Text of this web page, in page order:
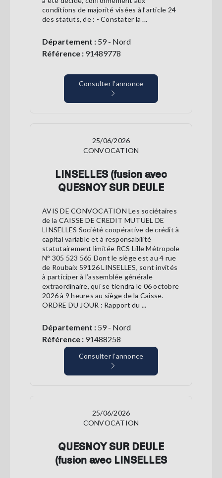
conditions de majorité visées à l’article 24
des statuts, de : - Constater la ...
Département : 59 - Nord
Référence : 91489778
Consulter l’annonce
25/06/2026
CONVOCATION
LINSELLES (fusion avec
QUESNOY SUR DEULE
AVIS DE CONVOCATION Les sociétaires
de la CAISSE DE CREDIT MUTUEL DE
LINSELLES Société coopérative de crédit à
capital variable et à responsabilité
statutairement limitée RCS Lille Métropole
N° 305 523 565 Dont le siège est au 4 rue
de Roubaix 59126 LINSELLES, sont invités
à participer à l’assemblée générale
extraordinaire, qui se tiendra le 06 octobre
2026 à 9 heures au siège de la Caisse.
ORDRE DU JOUR : Rapport du ...
Département : 59 - Nord
Référence : 91488258
Consulter l’annonce
25/06/2026
CONVOCATION
QUESNOY SUR DEULE
(fusion avec LINSELLES